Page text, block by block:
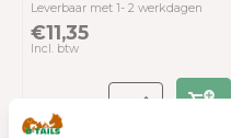
Leverbaar met 1- 2 werkdagen
€11,35
Incl. btw